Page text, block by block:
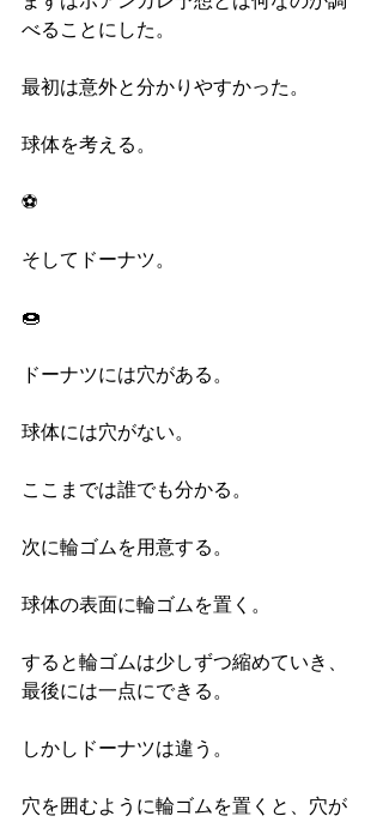
べることにした。
最初は意外と分かりやすかった。
球体を考える。
⚽
そしてドーナツ。
🍩
ドーナツには穴がある。
球体には穴がない。
ここまでは誰でも分かる。
次に輪ゴムを用意する。
球体の表面に輪ゴムを置く。
すると輪ゴムは少しずつ縮めていき、
最後には一点にできる。
しかしドーナツは違う。
穴を囲むように輪ゴムを置くと、穴が